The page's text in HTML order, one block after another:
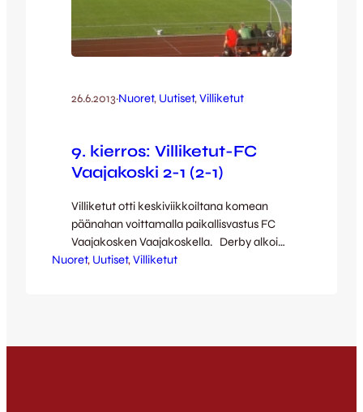
26.6.2013·Nuoret, Uutiset, Villiketut
9. kierros: Villiketut-FC
Vaajakoski 2-1 (2-1)
Villiketut otti keskiviikkoiltana komean
päänahan voittamalla paikallisvastus FC
Vaajakosken Vaajakoskella. Derby alkoi
todella vauhdikkaasti: ottelua oli takana
kahdeksas. Iloa johtomaalista ei
Nuoret, Uutiset, Villiketut